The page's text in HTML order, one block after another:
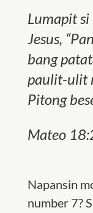
Lumapit
Jesus,
bang
paulit-ulit
Pitong
Mateo
Napansin
number 7?